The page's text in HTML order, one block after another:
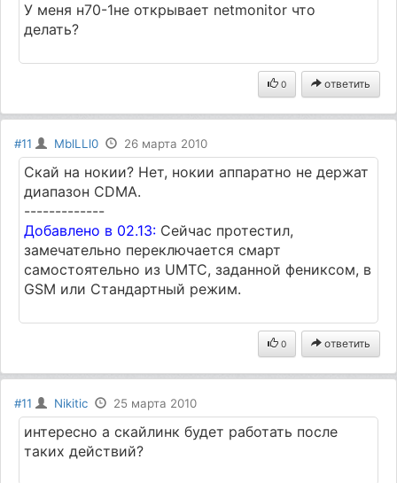
У меня н70-1не открывает nеtmonitor что
делать?
0 ответить
#11 MblLLl0 26 марта 2010
Скай на нокии? Нет, нокии аппаратно не держат
диапазон CDMA.
-------------
Добавлено в 02.13: Сейчас протестил,
замечательно переключается смарт
самостоятельно из UMTC, заданной фениксом, в
GSM или Стандартный режим.
0 ответить
#11 Nikitic 25 марта 2010
интересно а скайлинк будет работать после
таких действий?